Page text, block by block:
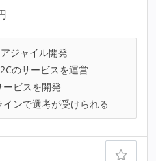
アジャイル開発
のサービスを運営
ービスを開発
インで選考が受けられる